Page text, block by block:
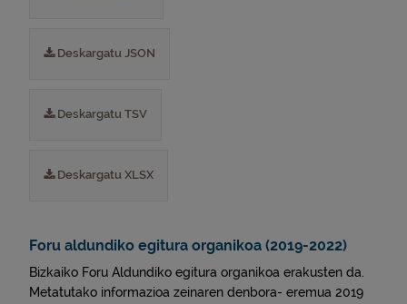
Deskargatu JSON
Deskargatu TSV
Deskargatu XLSX
Foru aldundiko egitura organikoa (2019-2022)
Bizkaiko Foru Aldundiko egitura organikoa erakusten da.
Metatutako informazioa zeinaren denbora- eremua 2019